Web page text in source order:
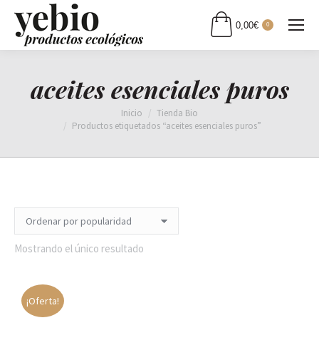
0,00€ 0
aceites esenciales puros
Inicio
Tienda Bio
Productos etiquetados “aceites esenciales puros”
Mostrando el único resultado
¡Oferta!